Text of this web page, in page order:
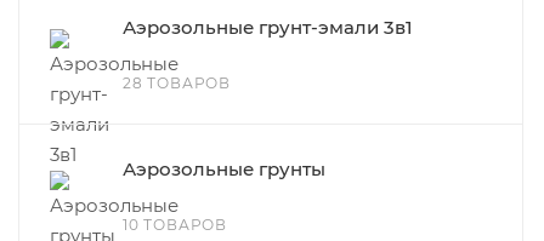
Аэрозольные грунт-эмали 3в1
28 ТОВАРОВ
Аэрозольные грунты
10 ТОВАРОВ